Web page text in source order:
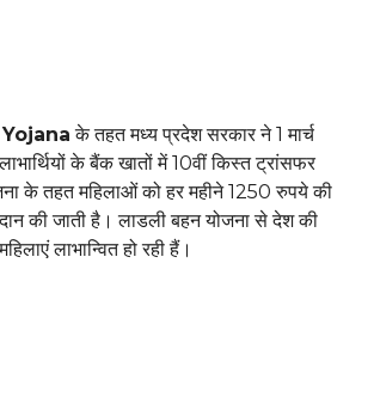
के तहत मध्य प्रदेश सरकार ने 1 मार्च
के बैंक खातों में 10वीं किस्त ट्रांसफर
के तहत महिलाओं को हर महीने 1250 रुपये की
की जाती है। लाडली बहन योजना से देश की
लाभान्वित हो रही हैं।